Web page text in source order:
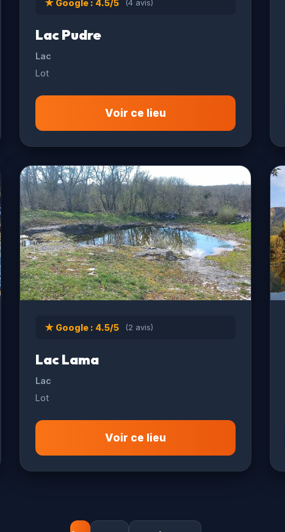
★ Google : 4.5/5 (4 avis)
Lac Pudre
Lac
Lot
Voir ce lieu
★ Google : 4.5/5 (2 avis)
Lac Lama
Lac
Lot
Voir ce lieu